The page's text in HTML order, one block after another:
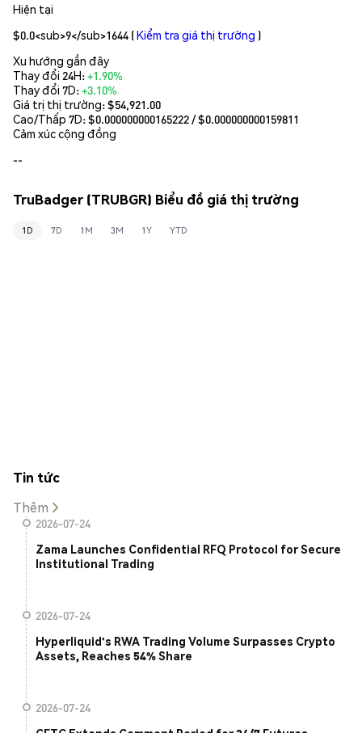
Hiện tại
$0.0<sub>9</sub>1644 (Kiểm tra giá thị trường )
Xu hướng gần đây
Thay đổi 24H:+1.90%
Thay đổi 7D:+3.10%
Giá trị thị trường:$54,921.00
Cao/Thấp 7D: $0.000000000165222 / $0.000000000159811
Cảm xúc cộng đồng
--
TruBadger (TRUBGR) Biểu đồ giá thị trường
1D 7D 1M 3M 1Y YTD
Tin tức
Thêm
2026-07-24
Zama Launches Confidential RFQ Protocol for Secure
Institutional Trading
2026-07-24
Hyperliquid's RWA Trading Volume Surpasses Crypto
Assets, Reaches 54% Share
2026-07-24